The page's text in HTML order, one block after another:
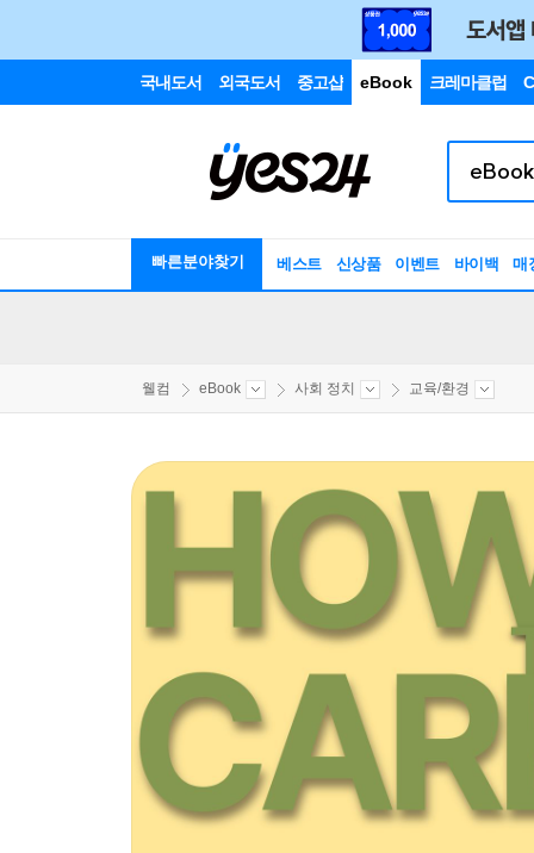
국내도서 외국도서 중고샵 eBook 크레마클럽
빠른분야찾기 베스트 신상품 이벤트 바이백 매
웰컴 eBook 사회 정치 교육/환경